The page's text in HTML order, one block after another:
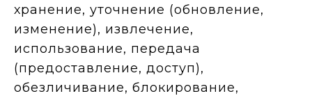
хранение, уточнение (обновление,
изменение), извлечение,
использование, передача
(предоставление, доступ),
обезличивание, блокирование,